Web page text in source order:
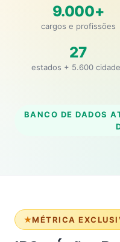
9.000+
cargos e profissões
27
estados + 5.600
BANCO DE DADOS
MÉTRICA